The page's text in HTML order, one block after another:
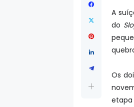
A
do
Os
etapa